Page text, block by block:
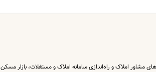
مشاور املاک و راه‌اندازی سامانه املاک و مستغلات، بازار مسکن